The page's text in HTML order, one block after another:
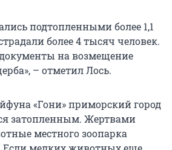
подтопленными более 1,1
более 4 тысяч человек.
на возмещение
– отметил Лось.
«Гони» приморский город
затопленным. Жертвами
местного зоопарка